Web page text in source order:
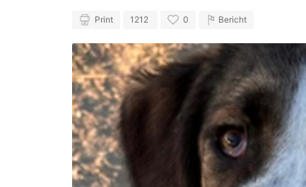
Print 1212 0 Bericht